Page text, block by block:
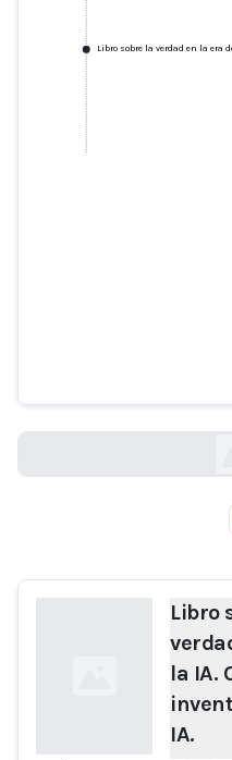
Libro sobre la verdad en la era
Libro
la IA.
IA.